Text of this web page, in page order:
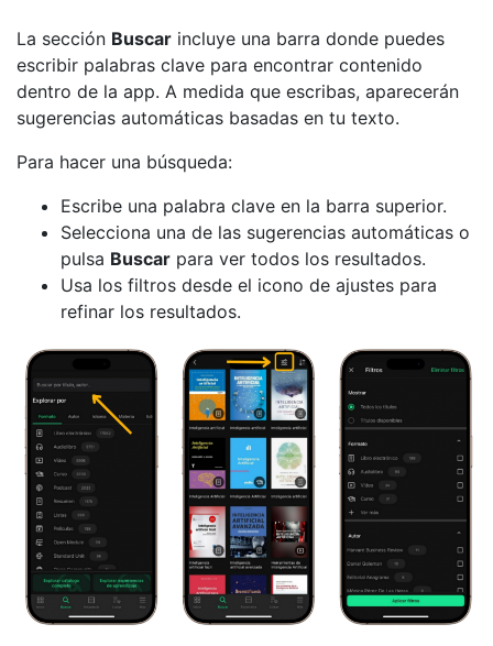
La sección Buscar incluye una barra donde puedes
escribir palabras clave para encontrar contenido
dentro de la app. A medida que escribas, aparecerán
sugerencias automáticas basadas en tu texto.
Para hacer una búsqueda:
Escribe una palabra clave en la barra superior.
Selecciona una de las sugerencias automáticas o
pulsa Buscar para ver todos los resultados.
Usa los filtros desde el icono de ajustes para
refinar los resultados.